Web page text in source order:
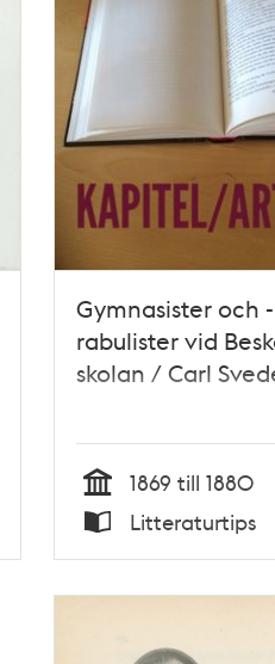
Gymnasister och -
rabulister vid
skolan / Carl
Tid
1869 till 1880
Litteraturtips